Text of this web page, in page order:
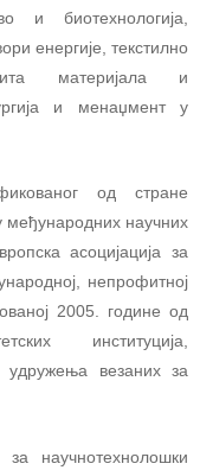
и биотехнологија,
енергије, текстилно
материјала и
и менаџмент у
од стране
међународних научних
асоцијација за
непрофитној
2005. године од
институција,
удружења везаних за
научнотехнолошки